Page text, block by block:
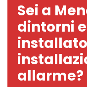
Sei a
dintorni
allarme?